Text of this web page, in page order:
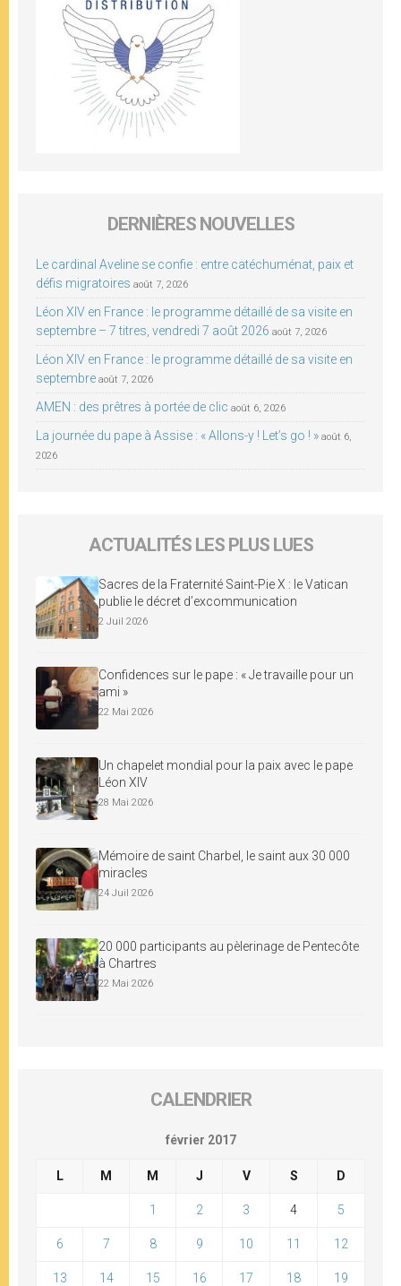
DERNIÈRES NOUVELLES
Le cardinal Aveline se confie : entre catéchuménat, paix et
défis migratoires août 7, 2026
Léon XIV en France : le programme détaillé de sa visite en
septembre – 7 titres, vendredi 7 août 2026 août 7, 2026
Léon XIV en France : le programme détaillé de sa visite en
septembre août 7, 2026
AMEN : des prêtres à portée de clic août 6, 2026
La journée du pape à Assise : « Allons-y ! Let’s go ! » août 6,
2026
ACTUALITÉS LES PLUS LUES
Sacres de la Fraternité Saint-Pie X : le Vatican
publie le décret d’excommunication
2 Juil 2026
Confidences sur le pape : « Je travaille pour un
ami »
22 Mai 2026
Un chapelet mondial pour la paix avec le pape
Léon XIV
28 Mai 2026
Mémoire de saint Charbel, le saint aux 30 000
miracles
24 Juil 2026
20 000 participants au pèlerinage de Pentecôte
à Chartres
22 Mai 2026
CALENDRIER
février 2017
L M M J V S D
1 2 3 4 5
6 7 8 9 10 11 12
13 14 15 16 17 18 19